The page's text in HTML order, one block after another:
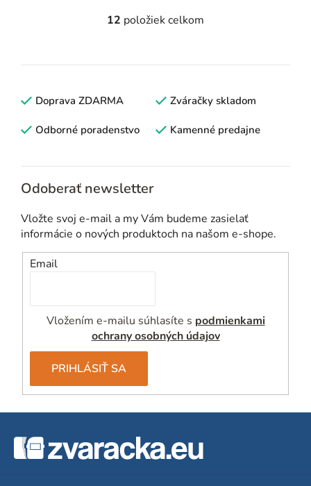
O
l
a
c
k
y
ý
i
s
u
12 položiek celkom
Doprava ZDARMA Zváračky skladom
Odborné poradenstvo Kamenné predajne
Odoberať newsletter
Vložte svoj e-mail a my Vám budeme zasielať
informácie o nových produktoch na našom e-shope.
Email
Vložením e-mailu súhlasíte s podmienkami
ochrany osobných údajov
PRIHLÁSIŤ SA